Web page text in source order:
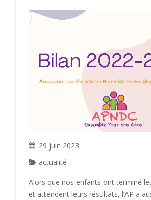
29 juin 2023
actualité
Alors que nos enfants ont terminé
et attendent leurs résultats, l’AP a